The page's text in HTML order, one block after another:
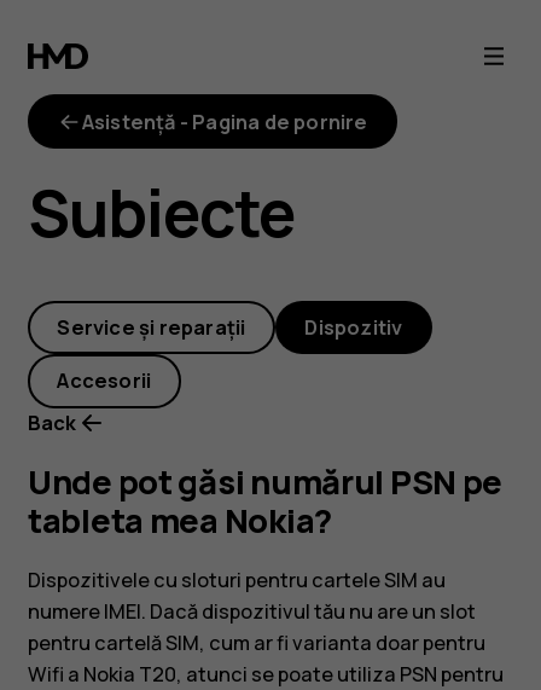
Unde
pot
găsi
numărul
PSN
pe
tableta
mea
Nokia?
Asistență - Pagina de pornire
Subiecte
Service și reparații Dispozitiv
Accesorii
Back
Unde pot găsi numărul PSN pe
tableta mea Nokia?
Dispozitivele cu sloturi pentru cartele SIM au
numere IMEI. Dacă dispozitivul tău nu are un slot
pentru cartelă SIM, cum ar fi varianta doar pentru
Wifi a Nokia T20, atunci se poate utiliza PSN pentru